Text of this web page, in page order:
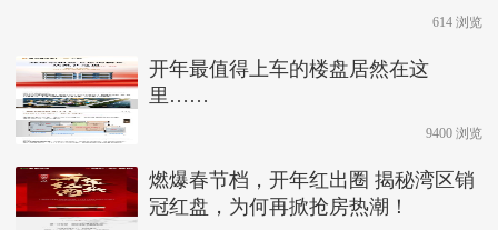
614 浏览
开年最值得上车的楼盘居然在这
里……
9400 浏览
燃爆春节档，开年红出圈 揭秘湾区销
冠红盘，为何再掀抢房热潮！